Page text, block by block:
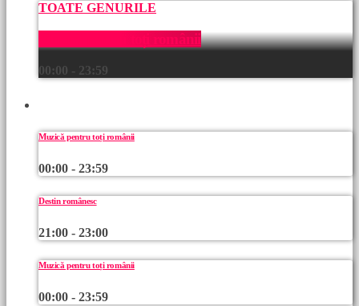
TOATE GENURILE
Muzică pentru toți românii
00:00 - 23:59
Muzică pentru toți românii
00:00 - 23:59
Destin românesc
21:00 - 23:00
Muzică pentru toți românii
00:00 - 23:59